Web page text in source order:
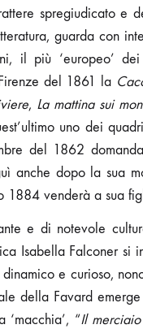
spregiudicato e
guarda con
il più ‘europeo’
del 1861 la
, La mattina sui
uno dei
del 1862
anche dopo la sua
1884 venderà a sua
e di notevole
Isabella Falconer si
e curioso,
della Favard
“Il